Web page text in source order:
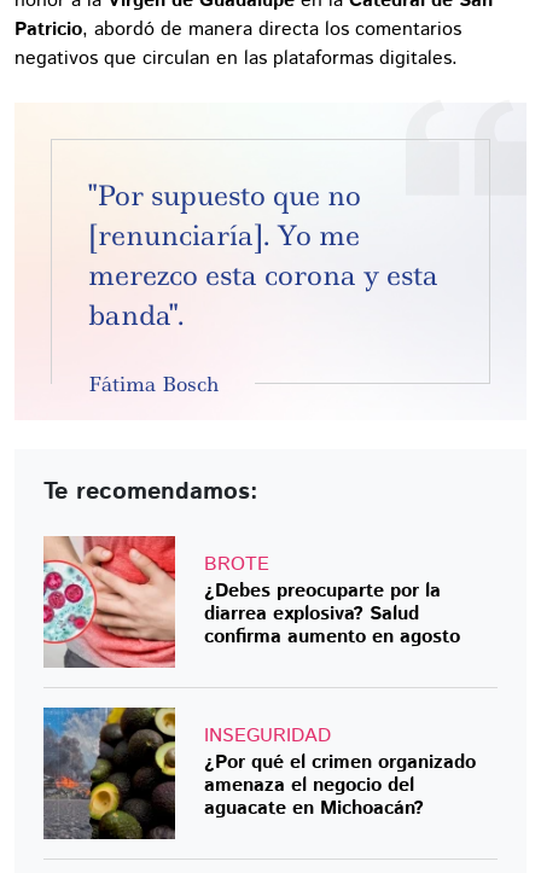
Patricio, abordó de manera directa los comentarios
negativos que circulan en las plataformas digitales.
"Por supuesto que no
[renunciaría]. Yo me
merezco esta corona y esta
banda".
Fátima Bosch
Te recomendamos:
BROTE
¿Debes preocuparte por la
diarrea explosiva? Salud
confirma aumento en agosto
INSEGURIDAD
¿Por qué el crimen organizado
amenaza el negocio del
aguacate en Michoacán?